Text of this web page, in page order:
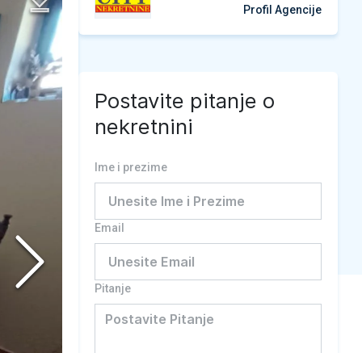
Profil Agencije
Postavite pitanje o
nekretnini
Ime i prezime
Email
Pitanje